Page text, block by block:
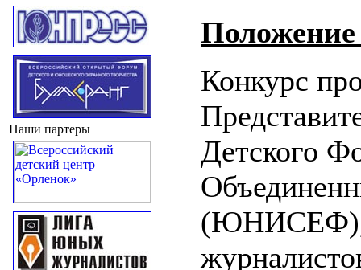
Наши партеры
Положение
Конкурс
Детского
(ЮНИСЕФ),